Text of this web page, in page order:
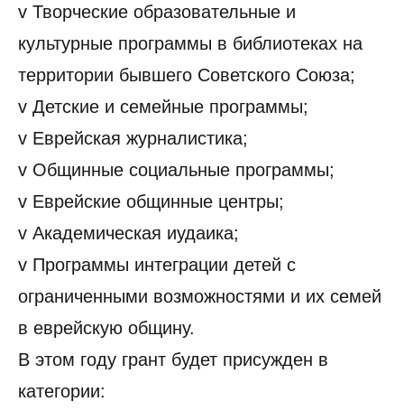
v Творческие образовательные и
культурные программы в библиотеках на
территории бывшего Советского Союза;
v Детские и семейные программы;
v Еврейская журналистика;
v Общинные социальные программы;
v Еврейские общинные центры;
v Академическая иудаика;
v Программы интеграции детей с
ограниченными возможностями и их семей
в еврейскую общину.
В этом году грант будет присужден в
категории: